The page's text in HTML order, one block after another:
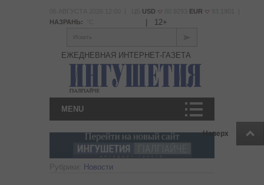
Наверх
USD EUR
НАЗРАНЬ:
12+
Искать
ЕЖЕДНЕВНАЯ ИНТЕРНЕТ-ГАЗЕТА
MENU
Рубрики: Новости